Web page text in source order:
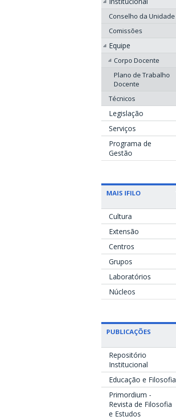
Conselho da Unidade
Comissões
Equipe
Corpo Docente
Plano de Trabalho
Docente
Técnicos
Legislação
Serviços
Programa de
Gestão
MAIS IFILO
Cultura
Extensão
Centros
Grupos
Laboratórios
Núcleos
PUBLICAÇÕES
Repositório
Institucional
Educação e Filosofia
Primordium -
Revista de Filosofia
e Estudos